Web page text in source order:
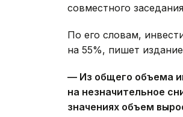
совместного
По его словам,
на 55%, пишет
— Из общего объема
на незначительное
значениях объем